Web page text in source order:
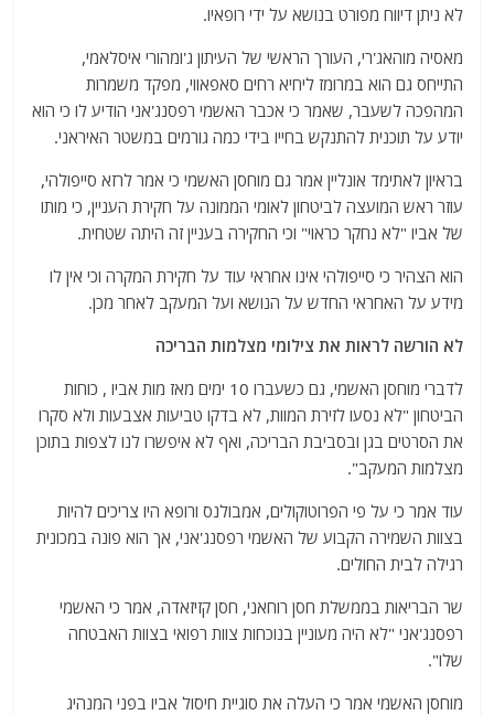
לא ניתן דיווח מפורט בנושא על ידי רופאיו.
מאסיה מוהאג'רי, העורך הראשי של העיתון ג'ומהורי איסלאמי,
התייחס גם הוא במרומז ליחיא רחים סאפאווי, מפקד משמרות
המהפכה לשעבר, שאמר כי אכבר האשמי רפסנג'אני הודיע ​​לו כי הוא
יודע על תוכנית להתנקש בחייו בידי כמה גורמים במשטר האיראני.
בראיון לאתימד אונליין אמר גם מוחסן האשמי כי אמר לרזא סייפולהי,
עוזר ראש המועצה לביטחון לאומי הממונה על חקירת העניין, כי מותו
של אביו "לא נחקר כראוי" וכי החקירה בעניין זה היתה שטחית.
הוא הצהיר כי סייפולהי אינו אחראי עוד על חקירת המקרה וכי אין לו
מידע על האחראי החדש על הנושא ועל המעקב לאחר מכן.
לא הורשה לראות את צילומי מצלמות הבריכה
לדברי מוחסן האשמי, גם כשעברו 10 ימים מאז מות אביו , כוחות
הביטחון "לא נסעו לזירת המוות, לא בדקו טביעות אצבעות ולא סקרו
את הסרטים בגן ובסביבת הבריכה, ואף לא איפשרו לנו לצפות בתוכן
מצלמות המעקב".
עוד אמר כי על פי הפרוטוקולים, אמבולנס ורופא היו צריכים להיות
בצוות השמירה הקבוע של האשמי רפסנג'אני, אך הוא פונה במכונית
רגילה לבית החולים.
שר הבריאות בממשלת חסן רוחאני, חסן קזיזאדה, אמר כי האשמי
רפסנג'אני "לא היה מעוניין בנוכחות צוות רפואי בצוות האבטחה
שלו".
מוחסן האשמי אמר כי העלה את סוגיית חיסול אביו בפני המנהיג